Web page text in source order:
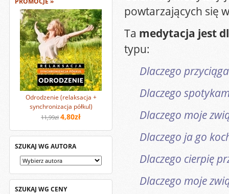
Odrodzenie (relaksacja +
synchronizacja półkul)
11,99zł 4,80zł
SZUKAJ WG AUTORA
SZUKAJ WG CENY
powtarzających się
Ta medytacja jest
typu:
Dlaczego
Dlaczego
Dlaczego moje
Dlaczego ja go
Dlaczego cierpię
Dlaczego moje